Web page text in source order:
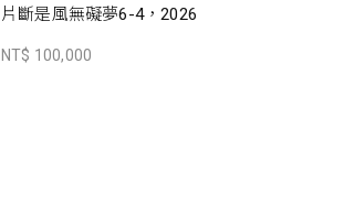
片斷是風無礙夢6-4，2026
NT$ 100,000